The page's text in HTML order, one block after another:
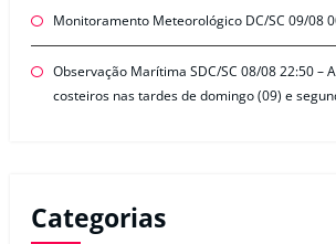
Monitoramento Meteorológico DC/SC 09/08
Observação Marítima SDC/SC 08/08 22:50 –
costeiros nas tardes de domingo (09) e
Categorias